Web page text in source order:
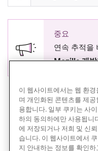
중요
연속 추적을
Mozilla 개
이 웹사이트에서는 웹 환
며 개인화된 콘텐츠를 제
용합니다. 일부 쿠키는 사
하의 동의하에만 사용됩니
에 저장되거나 저희 및 신
습니다. 이 웹사이트에서
지 안내하는 정보를 확인